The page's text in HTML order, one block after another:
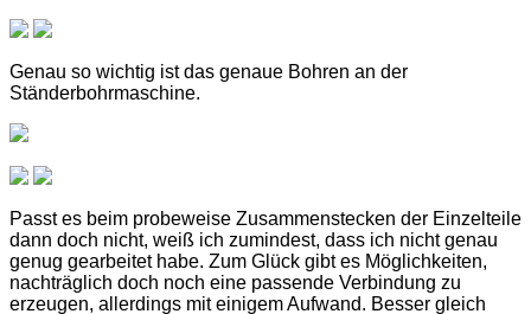
Genau so wichtig ist das genaue Bohren an der
Ständerbohrmaschine.
Passt es beim probeweise Zusammenstecken der Einzelteile
dann doch nicht, weiß ich zumindest, dass ich nicht genau
genug gearbeitet habe. Zum Glück gibt es Möglichkeiten,
nachträglich doch noch eine passende Verbindung zu
erzeugen, allerdings mit einigem Aufwand. Besser gleich